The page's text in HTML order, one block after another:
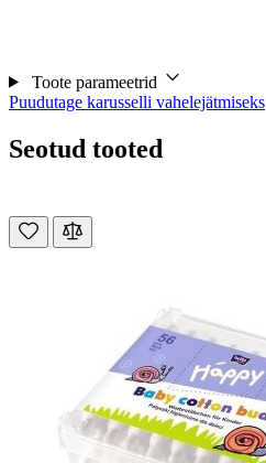
Toote parameetrid
Puudutage karusselli vahelejätmiseks
Seotud tooted